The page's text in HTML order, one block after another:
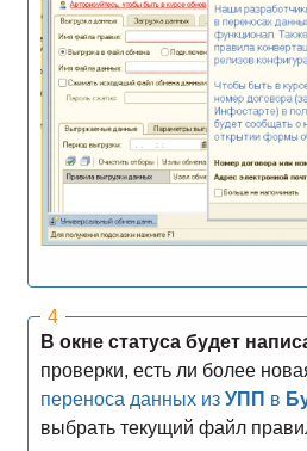
В окне статуса будет
проверки, есть ли более
переноса данных из УПП в
выбрать текущий файл